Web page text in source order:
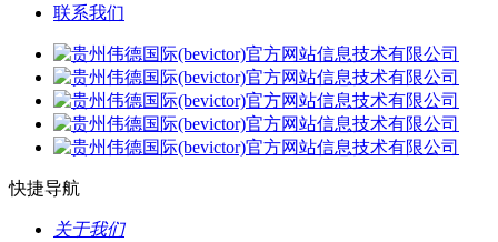
联系我们
快捷导航
关于我们